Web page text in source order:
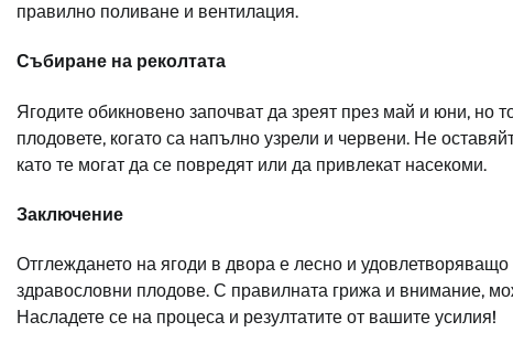
правилно поливане и вентилация.
Събиране на реколтата
Ягодите обикновено започват да зреят през май и юни, но
плодовете, когато са напълно узрели и червени. Не
като те могат да се повредят или да привлекат насекоми.
Заключение
Отглеждането на ягоди в двора е лесно и
здравословни плодове. С правилната грижа и внимание,
Насладете се на процеса и резултатите от вашите усилия!